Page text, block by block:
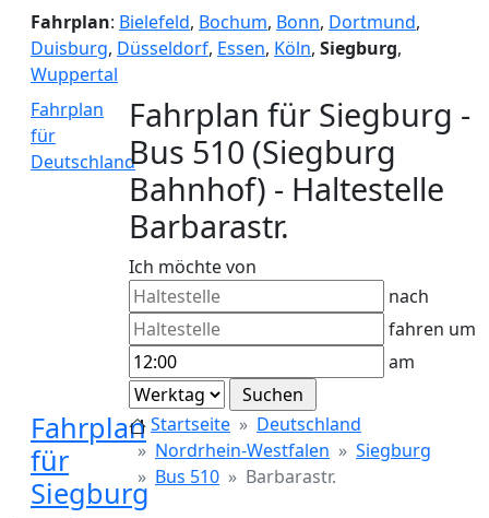
Fahrplan: Bielefeld, Bochum, Bonn, Dortmund,
Duisburg, Düsseldorf, Essen, Köln, Siegburg,
Wuppertal
Fahrplan
für
Deutschland
Fahrplan für Siegburg -
Bus 510 (Siegburg
Bahnhof) - Haltestelle
Barbarastr.
Ich möchte von
nach
fahren um
am
Fahrplan
für
Siegburg
Startseite
Deutschland
Nordrhein-Westfalen
Siegburg
Bus 510
Barbarastr.